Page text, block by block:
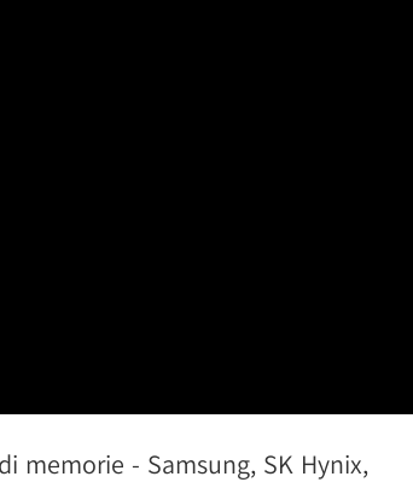
memorie - Samsung, SK Hynix,